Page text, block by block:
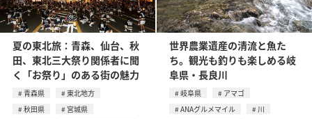
夏の東北旅：青森、仙台、秋
田、東北三大祭り関係者に聞
く「お祭り」のある街の魅力
青森県
東北地方
秋田県
宮城県
世界農業遺産の清流と魚た
ち。観光も釣りも楽しめる岐
阜県・長良川
岐阜県
アマゴ
ANAグルメマイル
川